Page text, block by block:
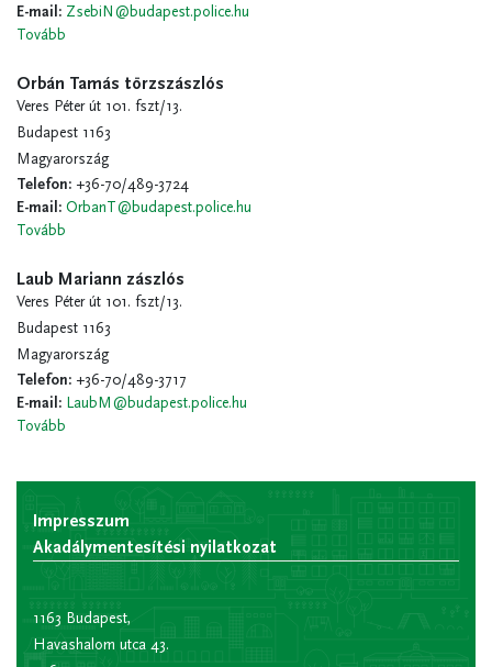
E-mail : ZsebiN@budapest.police.hu
Tovább
Orbán Tamás törzszászlós
Veres Péter út 101. fszt/13.
Budapest 1163
Magyarország
Telefon: +36-70/489-3724
E-mail : OrbanT@budapest.police.hu
Tovább
Laub Mariann zászlós
Veres Péter út 101. fszt/13.
Budapest 1163
Magyarország
Telefon: +36-70/489-3717
E-mail : LaubM@budapest.police.hu
Tovább
Impresszum
Akadálymentesítési nyilatkozat
1163 Budapest,
Havashalom utca 43.